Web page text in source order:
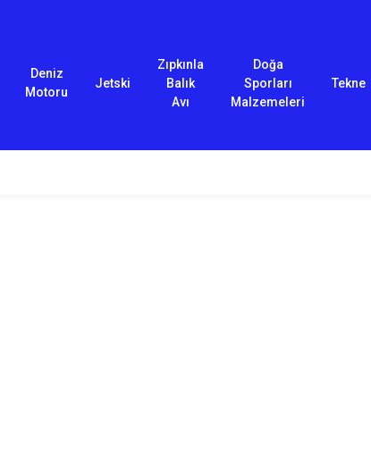
Deniz
Motoru
Jetski
Zıpkınla
Balık
Avı
Doğa
Sporları
Malzemeleri
Tekne